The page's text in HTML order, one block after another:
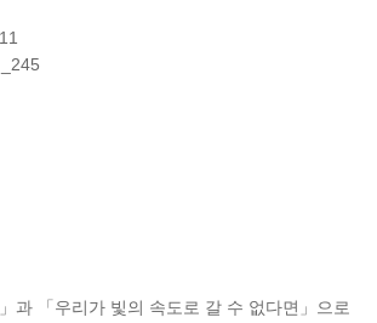
과 「우리가 빛의 속도로 갈 수 없다면」으로